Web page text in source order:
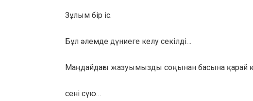
Зұлым бір іс.
Бұл әлемде дүниеге келу cекілді…
Маңдайдағы жазуымызды соңынан басына қарай
сені сүю…